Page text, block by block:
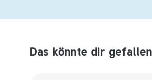
Produktempfehlungen überspringen
Das könnte dir gefallen